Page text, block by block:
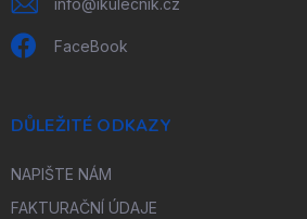
info@ikulecnik.cz
FaceBook
DŮLEŽITÉ ODKAZY
NAPIŠTE NÁM
FAKTURAČNÍ ÚDAJE